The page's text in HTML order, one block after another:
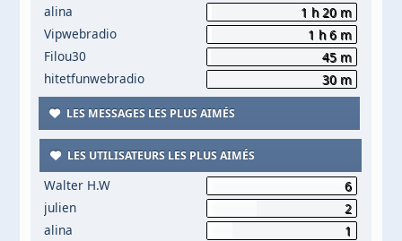
alina
1 h 20 m
Vipwebradio
1 h 6 m
Filou30
45 m
hitetfunwebradio
30 m
LES MESSAGES LES PLUS AIMÉS
LES UTILISATEURS LES PLUS AIMÉS
Walter H.W
6
julien
2
alina
1